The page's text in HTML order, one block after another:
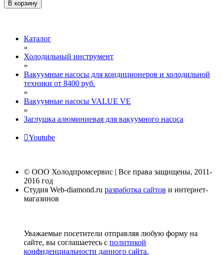
В корзину
Каталог
»
Холодильный инструмент
»
Вакуумные насосы для кондиционеров и холодильной
техники от 8400 руб.
»
Вакуумные насосы VALUE VE
»
Заглушка алюминиевая для вакуумного насоса
Youtube
© ООО Холодпромсервис | Все права защищены, 2011-
2016 год
Студия Web-diamond.ru разработка сайтов и интернет-
магазинов
Уважаемые посетители отправляя любую форму на
сайте, вы соглашаетесь с политикой
конфиденциальности данного сайта.